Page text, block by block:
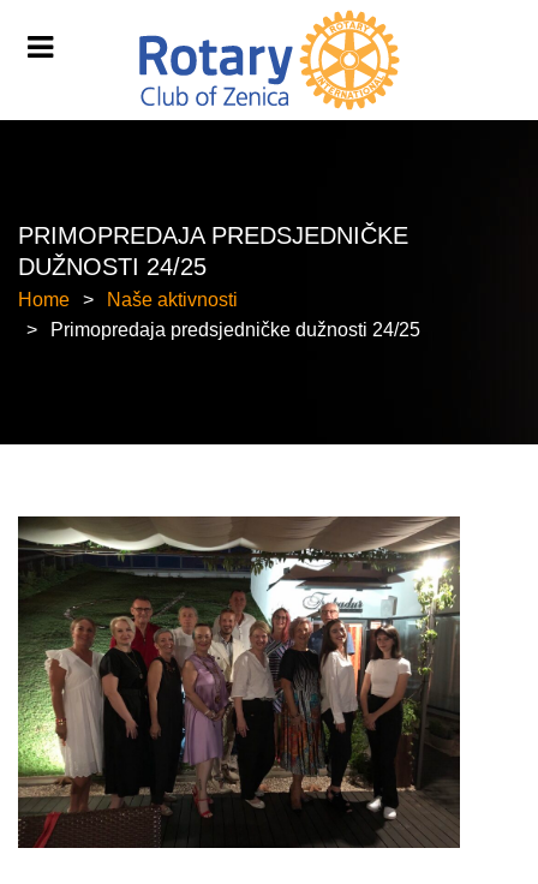
PRIMOPREDAJA PREDSJEDNIČKE
DUŽNOSTI 24/25
Home
Naše aktivnosti
Primopredaja predsjedničke dužnosti 24/25